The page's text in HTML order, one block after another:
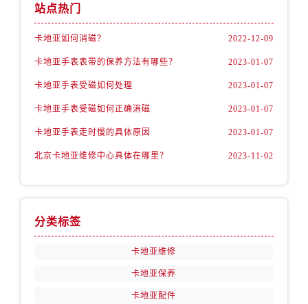
站点热门
卡地亚如何消磁？ 2022-12-09
卡地亚手表表带的保养方法有哪些？ 2023-01-07
卡地亚手表受磁如何处理 2023-01-07
卡地亚手表受磁如何正确消磁 2023-01-07
卡地亚手表走时慢的具体原因 2023-01-07
北京卡地亚维修中心具体在哪里？ 2023-11-02
分类标签
卡地亚维修
卡地亚保养
卡地亚配件